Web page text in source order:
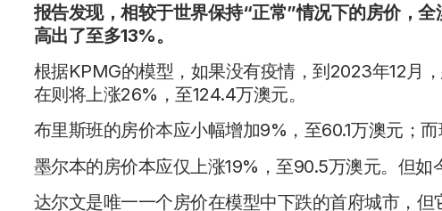
报告发现，相较于世界保持“正常”情况下的房价，
高出了至多13%。
根据KPMG的模型，如果没有疫情，到2023年12月
在则将上涨26%，至124.4万澳元。
布里斯班的房价本应小幅增加9%，至60.1万澳元；
墨尔本的房价本应仅上涨19%，至90.5万澳元。但如
达尔文是唯一一个房价在模型中下跌的首府城市，但